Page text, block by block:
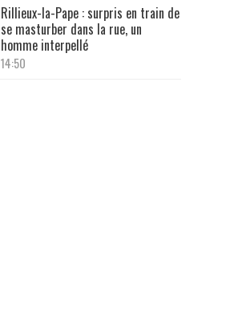
Rillieux-la-Pape : surpris en train de
se masturber dans la rue, un
homme interpellé
14:50